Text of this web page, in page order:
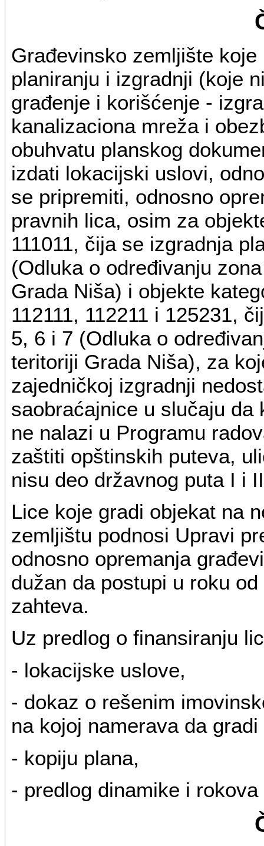
Građevinsko zemljište
planiranju i izgradnji (koje
građenje i korišćenje -
kanalizaciona mreža i
obuhvatu planskog
izdati lokacijski uslovi,
se pripremiti, odnosno
pravnih lica, osim za
111011, čija se izgradnja
(Odluka o određivanju
Grada Niša) i objekte
112111, 112211 i 125231,
5, 6 i 7 (Odluka o
teritoriji Grada Niša), za
zajedničkoj izgradnji
saobraćajnice u slučaju da
ne nalazi u Programu
zaštiti opštinskih puteva,
nisu deo državnog puta I i
Lice koje gradi objekat na
zemljištu podnosi Upravi
odnosno opremanja
dužan da postupi u roku
zahteva.
Uz predlog o finansiranju
- lokacijske uslove,
- dokaz o rešenim
na kojoj namerava da
- kopiju plana,
- predlog dinamike i